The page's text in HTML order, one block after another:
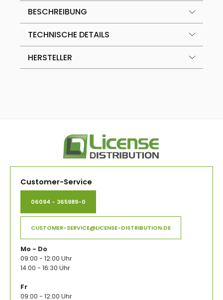
BESCHREIBUNG
TECHNISCHE DETAILS
HERSTELLER
Customer-Service
06094 - 365989-0
CUSTOMER-SERVICE@LICENSE-DISTRIBUTION.DE
Mo - Do
09:00 - 12:00 Uhr
14:00 - 16:30 Uhr
Fr
09:00 - 12:00 Uhr